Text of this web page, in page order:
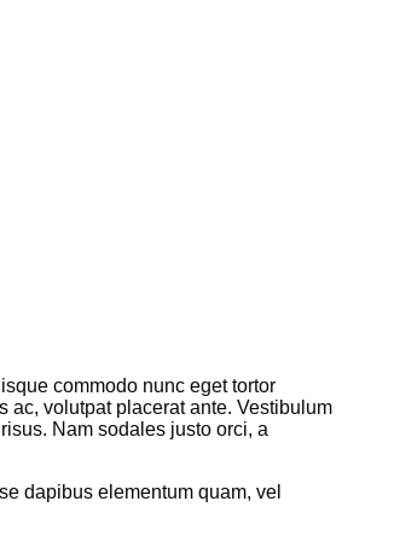
commodo nunc eget tortor
volutpat placerat ante. Vestibulum
Nam sodales justo orci, a
dapibus elementum quam, vel